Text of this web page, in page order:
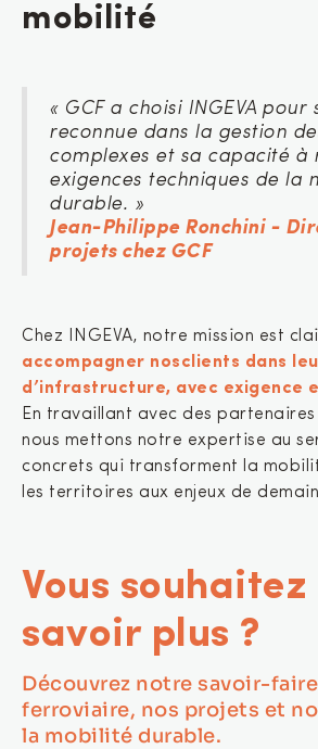
mobilité
« GCF a choisi INGEVA pour
reconnue dans la gestion
complexes et sa capacité à
exigences techniques de la
durable. »
Jean-Philippe Ronchini -
projets chez GCF
Chez INGEVA, notre mission est
accompagner nosclients dans
d’infrastructure, avec exigence
En travaillant avec des partenaires
nous mettons notre expertise au
concrets qui transforment la
les territoires aux enjeux de
Vous souhaitez
savoir plus ?
Découvrez notre savoir-faire
ferroviaire, nos projets et
la mobilité durable.